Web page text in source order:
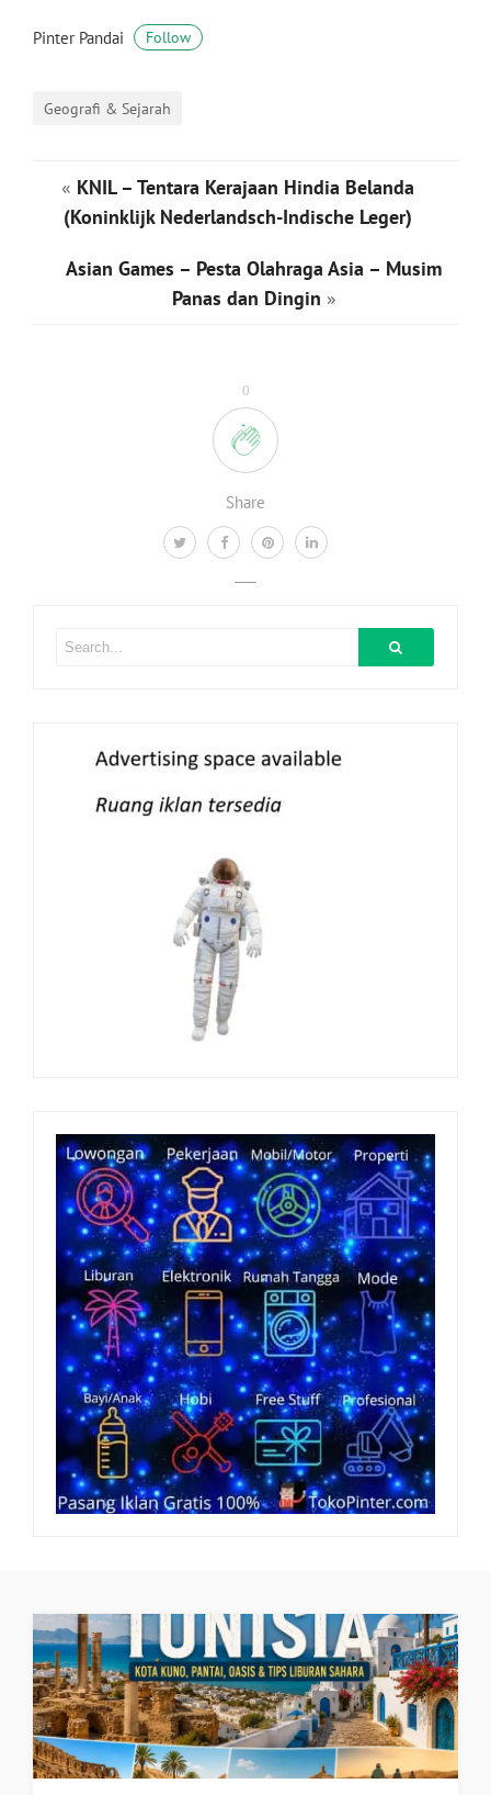
0
Share
Pinter Pandai Follow
Geografi & Sejarah
« KNIL – Tentara Kerajaan Hindia Belanda
(Koninklijk Nederlandsch-Indische Leger)
Asian Games – Pesta Olahraga Asia – Musim
Panas dan Dingin »